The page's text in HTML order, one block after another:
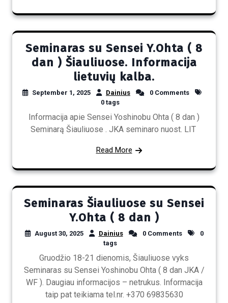
Seminaras su Sensei Y.Ohta ( 8
dan ) Šiauliuose. Informacija
lietuvių kalba.
September 1, 2025 Dainius
0 Comments
0 tags
Informacija apie Sensei Yoshinobu Ohta ( 8 dan )
Seminarą Šiauliuose . JKA seminaro nuost. LIT
Read More
Seminaras Šiauliuose su Sensei
Y.Ohta ( 8 dan )
August 30, 2025 Dainius 0 Comments
0
tags
Gruodžio 18-21 dienomis, Šiauliuose vyks
Seminaras su Sensei Yoshinobu Ohta ( 8 dan JKA /
WF ). Daugiau informacijos – netrukus. Informacija
taip pat teikiama tel.nr. +370 69835630